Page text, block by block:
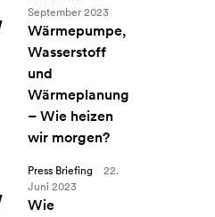
September 2023
Wärmepumpe,
Wasserstoff
und
Wärmeplanung
– Wie heizen
wir morgen?
Press Briefing
22.
Juni 2023
Wärmepumpe,
WieWie motiviert man